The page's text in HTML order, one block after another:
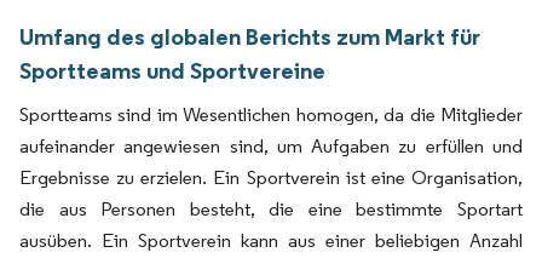
Umfang des globalen Berichts zum Markt für
Sportteams und Sportvereine
Sportteams sind im Wesentlichen homogen, da die Mitglieder
aufeinander angewiesen sind, um Aufgaben zu erfüllen und
Ergebnisse zu erzielen. Ein Sportverein ist eine Organisation,
die aus Personen besteht, die eine bestimmte Sportart
ausüben. Ein Sportverein kann aus einer beliebigen Anzahl